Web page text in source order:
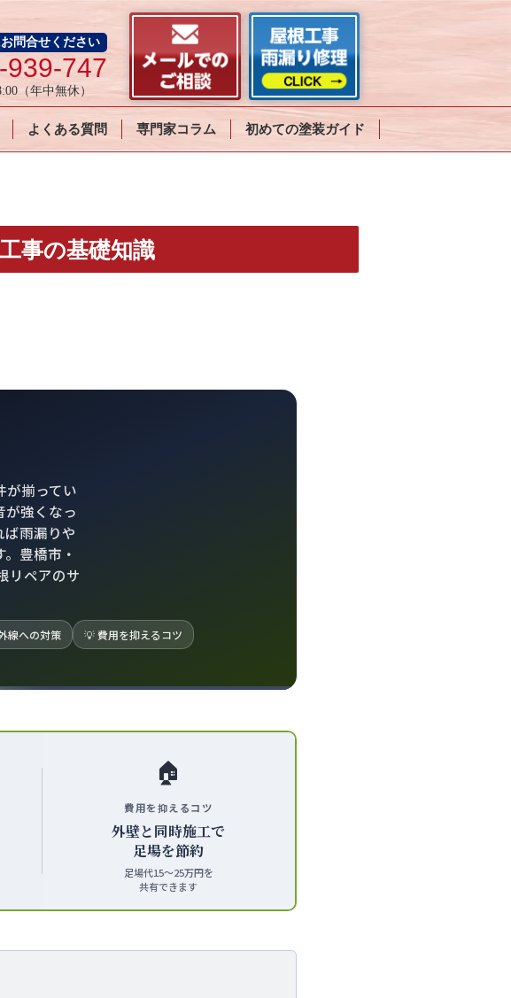
問合せください
939-747
（年中無休）
よくある質問 専門家コラム 初めての塗装ガイド
事の基礎知識
が揃ってい
が強くなっ
雨漏りや
豊橋市・
リペアのサ
線への対策 💡 費用を抑えるコツ
🏠
費用を抑えるコツ
外壁と同時施工で
足場を節約
足場代15〜25万円を
共有できます